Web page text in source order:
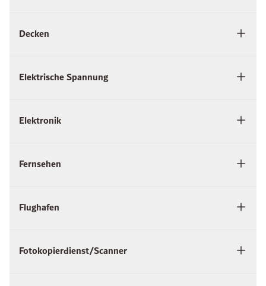
Decken
Elektrische Spannung
Elektronik
Fernsehen
Flughafen
Fotokopierdienst/Scanner